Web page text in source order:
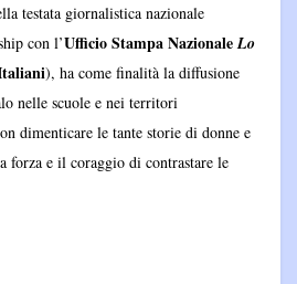
testata giornalistica nazionale
con l’Ufficio Stampa NazionaleLo
), ha come finalità la diffusione
nelle scuole e nei territori
dimenticare le tante storie di donne e
forza e il coraggio di contrastare le